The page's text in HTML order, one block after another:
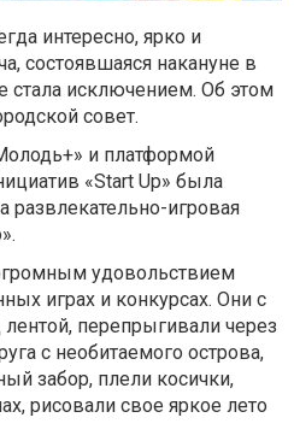
интересно, ярко и
состоявшаяся накануне в
стала исключением. Об этом
совет.
и платформой
«Start Up» была
развлекательно-игровая
удовольствием
играх и конкурсах. Они с
перепрыгивали через
с необитаемого острова,
забор, плели косички,
рисовали свое яркое лето